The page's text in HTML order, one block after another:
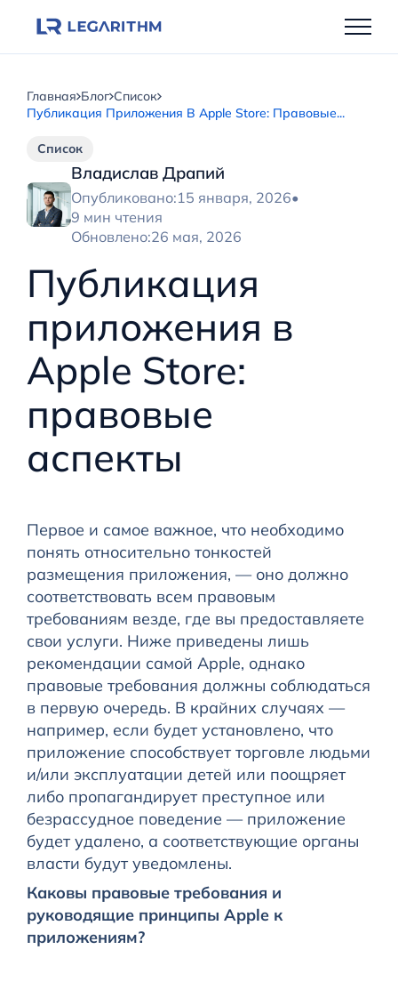
Главная Блог Список
Публикация Приложения В Apple Store: Правовые...
Публикация
приложения в
Apple Store:
правовые
аспекты
Владислав Драпий
Опубликовано:15 января, 2026•
9 мин чтения
Обновлено:26 мая, 2026
Список
Первое и самое важное, что необходимо
понять относительно тонкостей
размещения приложения, — оно должно
соответствовать всем правовым
требованиям везде, где вы предоставляете
свои услуги. Ниже приведены лишь
рекомендации самой Apple, однако
правовые требования должны соблюдаться
в первую очередь. В крайних случаях —
например, если будет установлено, что
приложение способствует торговле людьми
и/или эксплуатации детей или поощряет
либо пропагандирует преступное или
безрассудное поведение — приложение
будет удалено, а соответствующие органы
власти будут уведомлены.
Каковы правовые требования и
руководящие принципы Apple к
приложениям?